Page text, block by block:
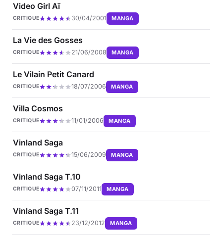
Video Girl Aï
CRITIQUE 30/04/2001 MANGA
La Vie des Gosses
CRITIQUE 21/06/2008 MANGA
Le Vilain Petit Canard
CRITIQUE 18/07/2006 MANGA
Villa Cosmos
CRITIQUE 11/01/2006 MANGA
Vinland Saga
CRITIQUE 15/06/2009 MANGA
Vinland Saga T.10
CRITIQUE 07/11/2011 MANGA
Vinland Saga T.11
CRITIQUE 23/12/2012 MANGA